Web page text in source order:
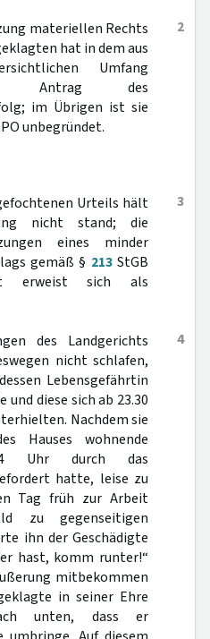
2
materiellen Rechts
hat in dem aus
Umfang
Antrag des
im Übrigen ist sie
unbegründet.
3
Urteils hält
nicht stand; die
eines minder
gemäß § 213StGB
erweist sich als
4
des Landgerichts
nicht schlafen,
Lebensgefährtin
diese sich ab 23.30
Nachdem sie
Hauses wohnende
Uhr durch das
hatte, leise zu
Tag früh zur Arbeit
zu gegenseitigen
ihn der Geschädigte
hast, komm runter!“
mitbekommen
in seiner Ehre
unten, dass er